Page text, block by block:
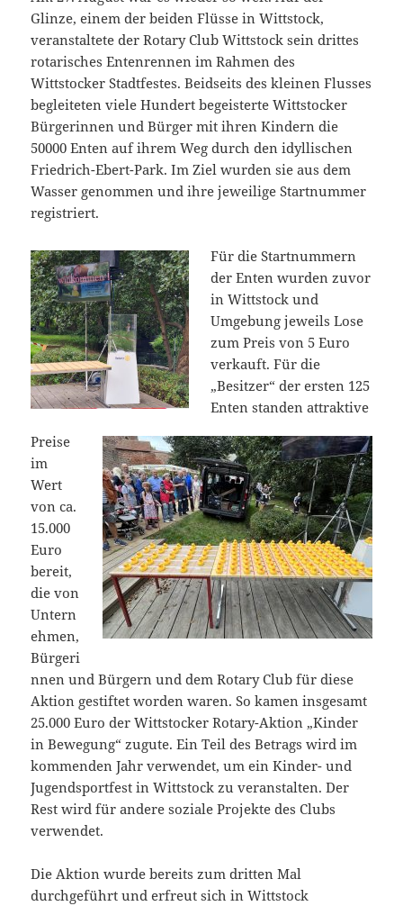
Glinze, einem der beiden Flüsse in Wittstock,
veranstaltete der Rotary Club Wittstock sein drittes
rotarisches Entenrennen im Rahmen des
Wittstocker Stadtfestes. Beidseits des kleinen Flusses
begleiteten viele Hundert begeisterte Wittstocker
Bürgerinnen und Bürger mit ihren Kindern die
50000 Enten auf ihrem Weg durch den idyllischen
Friedrich-Ebert-Park. Im Ziel wurden sie aus dem
Wasser genommen und ihre jeweilige Startnummer
registriert.
Für die Startnummern
der Enten wurden zuvor
in Wittstock und
Umgebung jeweils Lose
zum Preis von 5 Euro
verkauft. Für die
„Besitzer“ der ersten 125
Enten standen attraktive
Preise
im
Wert
von ca.
15.000
Euro
bereit,
die von
Untern
ehmen,
Bürgeri
nnen und Bürgern und dem Rotary Club für diese
Aktion gestiftet worden waren. So kamen insgesamt
25.000 Euro der Wittstocker Rotary-Aktion „Kinder
in Bewegung“ zugute. Ein Teil des Betrags wird im
kommenden Jahr verwendet, um ein Kinder- und
Jugendsportfest in Wittstock zu veranstalten. Der
Rest wird für andere soziale Projekte des Clubs
verwendet.
Die Aktion wurde bereits zum dritten Mal
durchgeführt und erfreut sich in Wittstock